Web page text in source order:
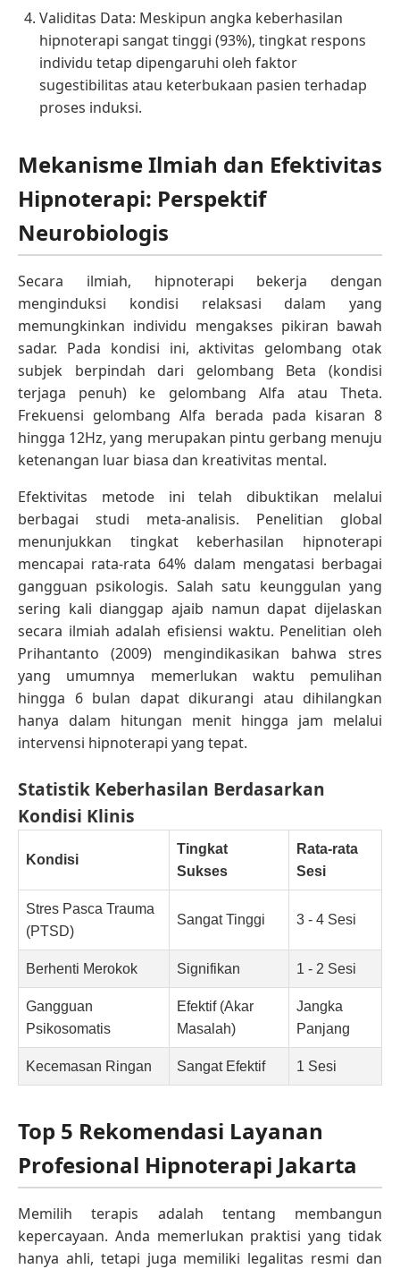
Validitas Data: Meskipun angka keberhasilan
hipnoterapi sangat tinggi (93%), tingkat respons
individu tetap dipengaruhi oleh faktor
sugestibilitas atau keterbukaan pasien terhadap
proses induksi.
Mekanisme Ilmiah dan Efektivitas
Hipnoterapi: Perspektif
Neurobiologis
Secara ilmiah, hipnoterapi bekerja dengan
menginduksi kondisi relaksasi dalam yang
memungkinkan individu mengakses pikiran bawah
sadar. Pada kondisi ini, aktivitas gelombang otak
subjek berpindah dari gelombang Beta (kondisi
terjaga penuh) ke gelombang Alfa atau Theta.
Frekuensi gelombang Alfa berada pada kisaran 8
hingga 12Hz, yang merupakan pintu gerbang menuju
ketenangan luar biasa dan kreativitas mental.
Efektivitas metode ini telah dibuktikan melalui
berbagai studi meta-analisis. Penelitian global
menunjukkan tingkat keberhasilan hipnoterapi
mencapai rata-rata 64% dalam mengatasi berbagai
gangguan psikologis. Salah satu keunggulan yang
sering kali dianggap ajaib namun dapat dijelaskan
secara ilmiah adalah efisiensi waktu. Penelitian oleh
Prihantanto (2009) mengindikasikan bahwa stres
yang umumnya memerlukan waktu pemulihan
hingga 6 bulan dapat dikurangi atau dihilangkan
hanya dalam hitungan menit hingga jam melalui
intervensi hipnoterapi yang tepat.
Statistik Keberhasilan Berdasarkan
Kondisi Klinis
Kondisi
Tingkat
Sukses
Rata-rata
Sesi
Stres Pasca Trauma
(PTSD)
Sangat Tinggi 3 - 4 Sesi
Berhenti Merokok Signifikan 1 - 2 Sesi
Gangguan
Psikosomatis
Efektif (Akar
Masalah)
Jangka
Panjang
Kecemasan Ringan Sangat Efektif 1 Sesi
Top 5 Rekomendasi Layanan
Profesional Hipnoterapi Jakarta
Memilih terapis adalah tentang membangun
kepercayaan. Anda memerlukan praktisi yang tidak
hanya ahli, tetapi juga memiliki legalitas resmi dan